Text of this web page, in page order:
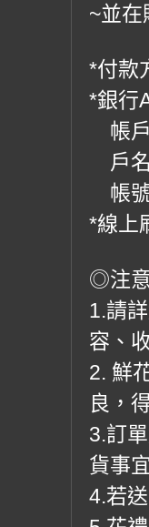
~並在
*付款
*銀行
帳戶
戶
帳
*線上
◎注
1.請
容、
2. 鮮
良，
3.訂
貨事
4.若